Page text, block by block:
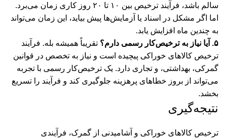
سالم باشد، فرآیند ترخیص بین ۱۰ تا ۲۰ روز کاری زمان می‌برد.
اما اگر مشکل در اسناد یا آزمایش‌ها پیش بیاید، این زمان می‌تواند
به چندین ماه افزایش یابد.
۵. آیا نیاز به ترخیص‌کار رسمی دارم؟
تقریباً همیشه بله. فرآیند
ترخیص کالاهای خوراکی پیچیده است و نیاز به تخصص در قوانین
گمرکی، بهداشتی، و تجاری دارد. یک ترخیص‌کار رسمی با تجربه
می‌تواند از بروز خطاهای پرهزینه جلوگیری کند و فرآیند را تسریع
بخشد.
نتیجه‌گیری
ترخیص کالاهای خوراکی و آشامیدنی از گمرک، فرآیندی